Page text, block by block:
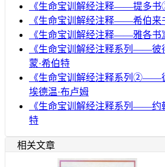
《生命宝训解经注释——提多书
《生命宝训解经注释——希伯来
《生命宝训解经注释——雅各书
《生命宝训解经注释系列——彼
蒙·希伯特
《生命宝训解经注释系列②——
埃德温·布卢姆
《生命宝训解经注释系列——约
特
相关文章